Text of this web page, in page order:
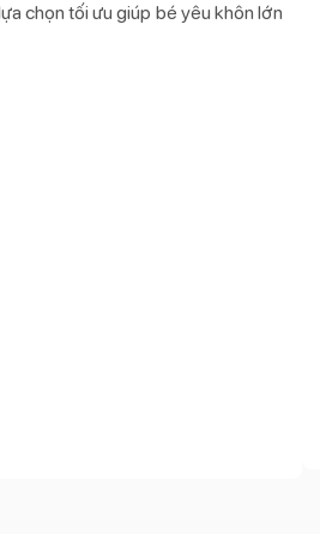
chọn tối ưu giúp bé yêu khôn lớn